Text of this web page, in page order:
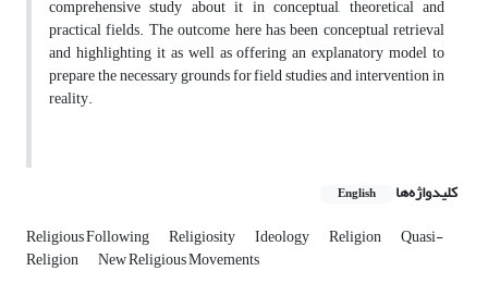
comprehensive study about it in conceptual, theoretical and
practical fields. The outcome here has been conceptual retrieval
and highlighting it as well as offering an explanatory model to
prepare the necessary grounds for field studies and intervention in
reality.
کلیدواژه‌ها English
Religious Following Religiosity Ideology Religion Quasi-
Religion New Religious Movements